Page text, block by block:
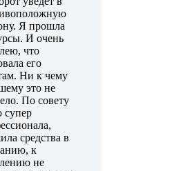
Я прошла
И очень
что
его
Ни к чему
это не
По совету
супер
средства в
к
не